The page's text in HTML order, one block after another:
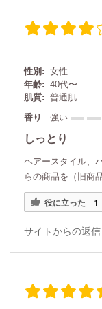
性別: 女性
年齢: 40代〜
肌質: 普通肌
香り
強い
しっとり
ヘアースタイル、
らの商品を（旧商
役に立った 1
サイトからの返信